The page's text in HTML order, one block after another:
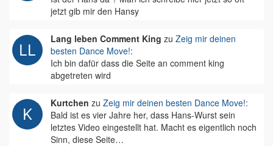
jetzt gib mir den Hansy
Lang leben Comment King zu Zeig mir deinen
besten Dance Move!:
Ich bin dafür dass die Seite an comment king
abgetreten wird
Kurtchen zu Zeig mir deinen besten Dance Move!:
Bald ist es vier Jahre her, dass Hans-Wurst sein
letztes Video eingestellt hat. Macht es eigentlich noch
Sinn, diese Seite…